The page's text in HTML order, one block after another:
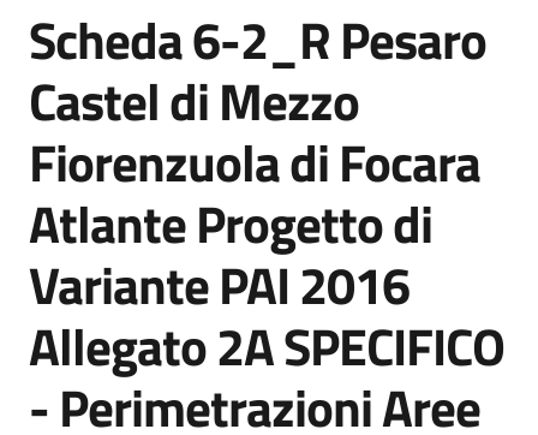
Comunicazione
Ambiente
Argomenti
Novità
Scheda 6-2_R Pesaro
Castel di Mezzo
Fiorenzuola di Focara
Atlante Progetto di
Variante PAI 2016
Allegato 2A SPECIFICO
- Perimetrazioni Aree